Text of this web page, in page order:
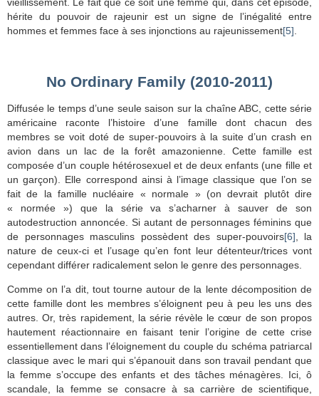
vieillissement. Le fait que ce soit une femme qui, dans cet épisode,
hérite du pouvoir de rajeunir est un signe de l’inégalité entre
hommes et femmes face à ses injonctions au rajeunissement[5].
No Ordinary Family (2010-2011)
Diffusée le temps d’une seule saison sur la chaîne ABC, cette série
américaine raconte l’histoire d’une famille dont chacun des
membres se voit doté de super-pouvoirs à la suite d’un crash en
avion dans un lac de la forêt amazonienne. Cette famille est
composée d’un couple hétérosexuel et de deux enfants (une fille et
un garçon). Elle correspond ainsi à l’image classique que l’on se
fait de la famille nucléaire « normale » (on devrait plutôt dire
« normée ») que la série va s’acharner à sauver de son
autodestruction annoncée. Si autant de personnages féminins que
de personnages masculins possèdent des super-pouvoirs[6], la
nature de ceux-ci et l’usage qu’en font leur détenteur/trices vont
cependant différer radicalement selon le genre des personnages.
Comme on l’a dit, tout tourne autour de la lente décomposition de
cette famille dont les membres s’éloignent peu à peu les uns des
autres. Or, très rapidement, la série révèle le cœur de son propos
hautement réactionnaire en faisant tenir l’origine de cette crise
essentiellement dans l’éloignement du couple du schéma patriarcal
classique avec le mari qui s’épanouit dans son travail pendant que
la femme s’occupe des enfants et des tâches ménagères. Ici, ô
scandale, la femme se consacre à sa carrière de scientifique,